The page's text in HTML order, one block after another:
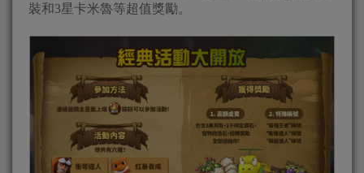
裝和3星卡米魯等超值獎勵。